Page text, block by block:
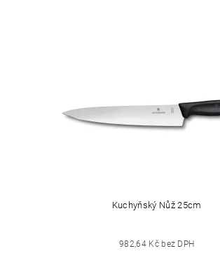
Kuchyňský Nůž 25cm
982,64 Kč bez DPH